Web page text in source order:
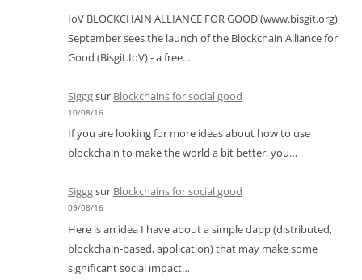
IoV BLOCKCHAIN ALLIANCE FOR GOOD (www.bisgit.org)
September sees the launch of the Blockchain Alliance for
Good (Bisgit.IoV) - a free…
Sigggsur Blockchains for social good
10/08/16
If you are looking for more ideas about how to use
blockchain to make the world a bit better, you…
Sigggsur Blockchains for social good
09/08/16
Here is an idea I have about a simple dapp (distributed,
blockchain-based, application) that may make some
significant social impact…